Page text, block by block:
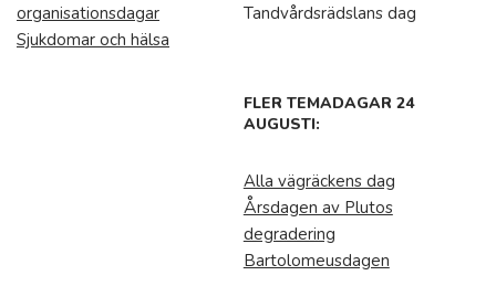
organisationsdagar
Sjukdomar och hälsa
Tandvårdsrädslans dag
FLER TEMADAGAR 24
AUGUSTI:
Alla vägräckens dag
Årsdagen av Plutos
degradering
Bartolomeusdagen